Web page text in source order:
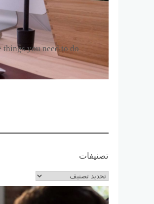
you need to do.
تصنيفات